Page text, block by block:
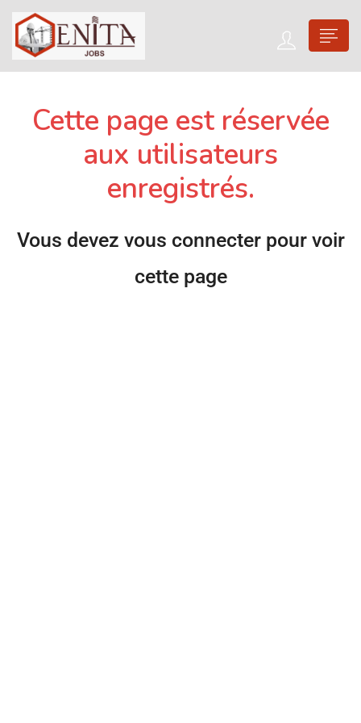
Cette page est réservée
aux utilisateurs
enregistrés.
Vous devez vous connecter pour voir
cette page